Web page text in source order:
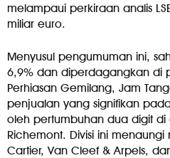
melampaui perkiraan analis
miliar euro.
Menyusul pengumuman ini,
6,9% dan diperdagangkan di
Perhiasan Gemilang, Jam
penjualan yang signifikan
oleh pertumbuhan dua digit di
Richemont. Divisi ini
Cartier, Van Cleef & Arpels,